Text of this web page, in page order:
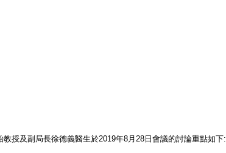
授及副局長徐德義醫生於2019年8月28日會議的討論重點如下: